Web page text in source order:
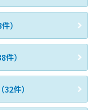
）
）
件）